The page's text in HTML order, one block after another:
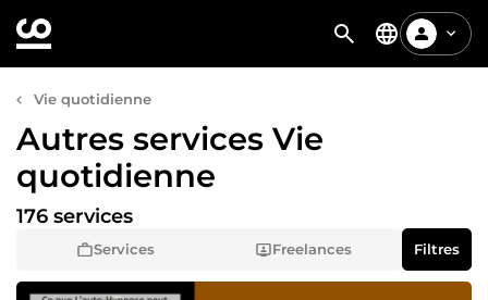
Vie quotidienne
Autres services Vie
quotidienne
Services Freelances
176 services
Filtres